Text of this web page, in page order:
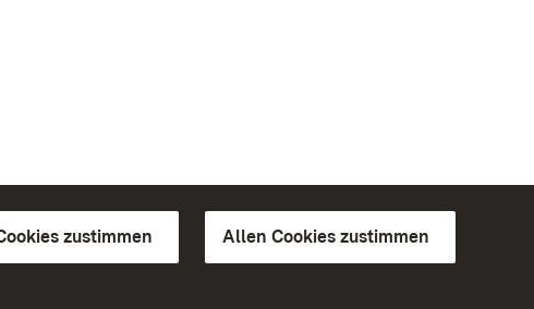
zustimmen Allen Cookies zustimmen